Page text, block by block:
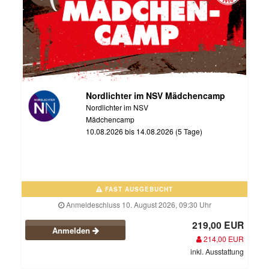
Nordlichter im NSV Mädchencamp
Nordlichter im NSV
Mädchencamp
10.08.2026 bis 14.08.2026 (5 Tage)
FAST AUSGEBUCHT
Anmeldeschluss 10. August 2026, 09:30 Uhr
Anmelden 219,00 EUR
214,00 EUR
inkl. Ausstattung